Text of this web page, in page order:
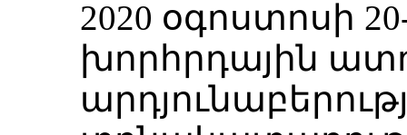
2020 օգոստոսի
խորհրդային